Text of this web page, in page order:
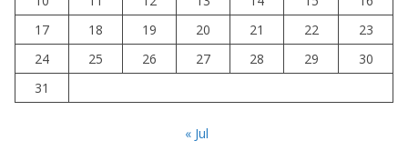
17
18 19 20 21 22
23
24
25 26 27 28 29
30
31
« Jul